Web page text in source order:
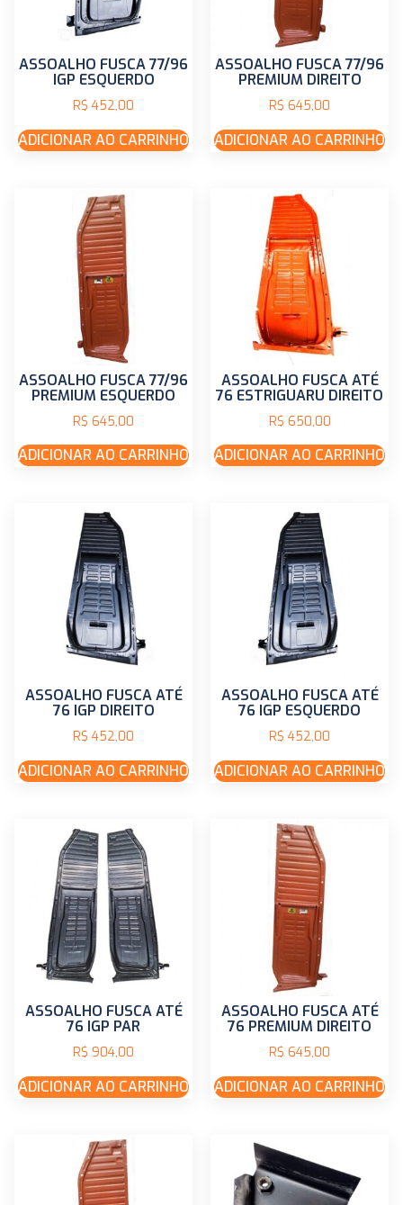
ASSOALHO FUSCA 77/96
IGP ESQUERDO
R$ 452,00
ADICIONAR AO CARRINHO
ASSOALHO FUSCA 77/96
PREMIUM DIREITO
R$ 645,00
ADICIONAR AO CARRINHO
ASSOALHO FUSCA 77/96
PREMIUM ESQUERDO
R$ 645,00
ADICIONAR AO CARRINHO
ASSOALHO FUSCA ATÉ
76 ESTRIGUARU DIREITO
R$ 650,00
ADICIONAR AO CARRINHO
ASSOALHO FUSCA ATÉ
76 IGP DIREITO
R$ 452,00
ADICIONAR AO CARRINHO
ASSOALHO FUSCA ATÉ
76 IGP ESQUERDO
R$ 452,00
ADICIONAR AO CARRINHO
ASSOALHO FUSCA ATÉ
76 IGP PAR
R$ 904,00
ADICIONAR AO CARRINHO
ASSOALHO FUSCA ATÉ
76 PREMIUM DIREITO
R$ 645,00
ADICIONAR AO CARRINHO